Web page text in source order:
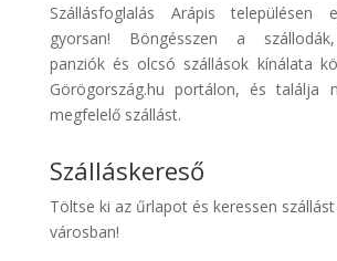
Discover
Cars
Transzfer
Kiwi
Taxi
Szállásfoglalás Arápis településen
gyorsan! Böngésszen a
panziók és olcsó szállások kínálata
Görögország.hu portálon, és találja
megfelelő szállást.
Szálláskereső
Töltse ki az űrlapot és keressen
városban!